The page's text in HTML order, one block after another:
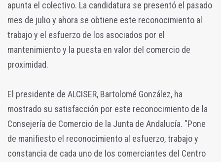
apunta el colectivo. La candidatura se presentó el pasado
mes de julio y ahora se obtiene este reconocimiento al
trabajo y el esfuerzo de los asociados por el
mantenimiento y la puesta en valor del comercio de
proximidad.
El presidente de ALCISER, Bartolomé González, ha
mostrado su satisfacción por este reconocimiento de la
Consejería de Comercio de la Junta de Andalucía. "Pone
de manifiesto el reconocimiento al esfuerzo, trabajo y
constancia de cada uno de los comerciantes del Centro